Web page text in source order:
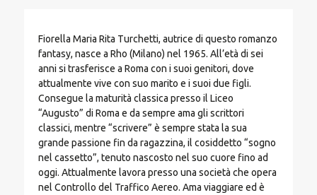
Fiorella Maria Rita Turchetti, autrice di questo romanzo
fantasy, nasce a Rho (Milano) nel 1965. All’età di sei
anni si trasferisce a Roma con i suoi genitori, dove
attualmente vive con suo marito e i suoi due figli.
Consegue la maturità classica presso il Liceo
“Augusto” di Roma e da sempre ama gli scrittori
classici, mentre “scrivere” è sempre stata la sua
grande passione fin da ragazzina, il cosiddetto “sogno
nel cassetto”, tenuto nascosto nel suo cuore fino ad
oggi. Attualmente lavora presso una società che opera
nel Controllo del Traffico Aereo. Ama viaggiare ed è